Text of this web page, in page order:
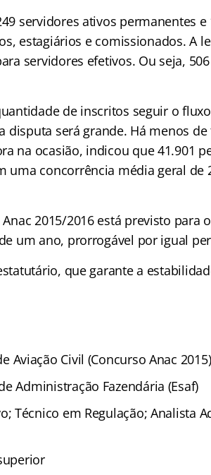
servidores ativos permanentes
estagiários e comissionados. A
servidores efetivos. Ou seja,
de inscritos seguir o
disputa será grande. Há menos de
na ocasião, indicou que 41.901
uma concorrência média geral de
2015/2016 está previsto para
um ano, prorrogável por igual
que garante a
Aviação Civil (Concurso Anac 2015)
Administração Fazendária (Esaf)
Técnico em Regulação; Analista